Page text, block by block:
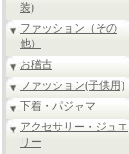
装)
ファッション（その
他）
お稽古
ファッション(子供用)
下着・パジャマ
アクセサリー・ジュエ
リー